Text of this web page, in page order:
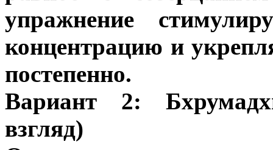
упражнение
концентрацию и
постепенно.
Вариант 2:
взгляд)